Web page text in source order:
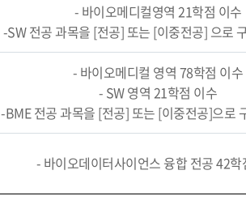
- 바이오메디컬영역 21학점 이수
-SW 전공 과목을 [전공] 또는 [이중전공] 으로
- 바이오메디컬 영역 78학점 이수
- SW 영역 21학점 이수
-BME 전공 과목을 [전공] 또는 [이중전공]으로
- 바이오데이터사이언스 융합 전공 42학